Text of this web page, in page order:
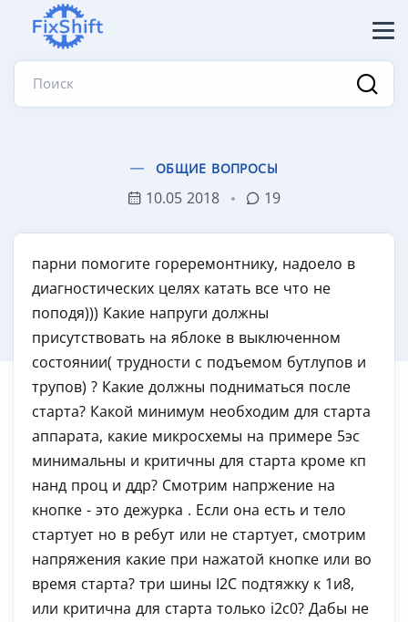
Поиск
ОБЩИЕ ВОПРОСЫ
10.05 2018 19
парни помогите гореремонтнику, надоело в
диагностических целях катать все что не
поподя))) Какие напруги должны
присутствовать на яблоке в выключенном
состоянии( трудности с подъемом бутлупов и
трупов) ? Какие должны подниматься после
старта? Какой минимум необходим для старта
аппарата, какие микросхемы на примере 5эс
минимальны и критичны для старта кроме кп
нанд проц и ддр? Смотрим напржение на
кнопке - это дежурка . Если она есть и тело
стартует но в ребут или не стартует, смотрим
напряжения какие при нажатой кнопке или во
время старта? три шины I2С подтяжку к 1и8,
или критична для старта только i2c0? Дабы не